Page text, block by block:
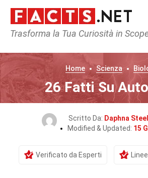
Trasforma la Tua Curiosità in
Home Scienza
26 Fatti Su
Scritto Da: Daphna
Modified & Updated: 15
Verificato da Esperti